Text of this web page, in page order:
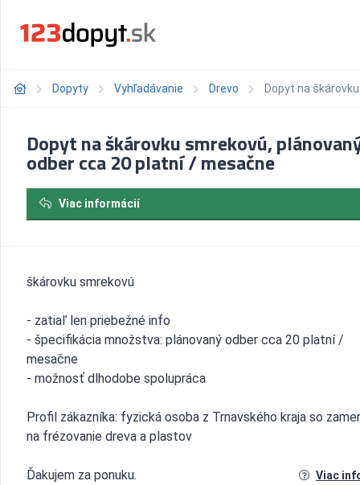
Dopyty Vyhľadávanie Drevo Dopyt na
Dopyt na škárovku smrekovú,
odber cca 20 platní / mesačne
Viac informácií
škárovku smrekovú
- zatiaľ len priebežné info
- špecifikácia množstva: plánovaný odber cca 20 platní /
mesačne
- možnosť dlhodobe spolupráca
Profil zákazníka: fyzická osoba z Trnavského kraja so
na frézovanie dreva a plastov
Ďakujem za ponuku. Viac